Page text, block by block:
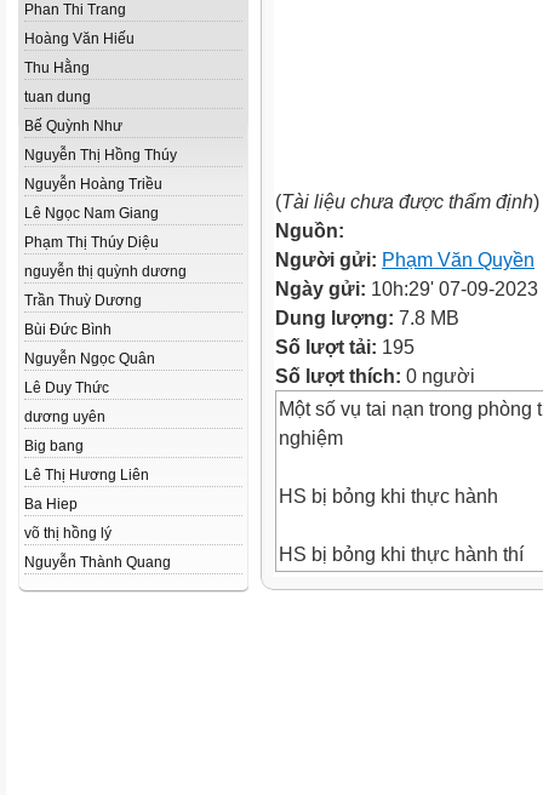
Phan Thi Trang
Hoàng Văn Hiếu
Thu Hằng
tuan dung
Bế Quỳnh Như
Nguyễn Thị Hồng Thúy
Nguyễn Hoàng Triều
Lê Ngọc Nam Giang
Phạm Thị Thúy Diệu
nguyễn thị quỳnh dương
Trần Thuỳ Dương
Bùi Đức Bình
Nguyễn Ngọc Quân
Lê Duy Thức
dương uyên
Big bang
Lê Thị Hương Liên
Ba Hiep
võ thị hồng lý
Nguyễn Thành Quang
(Tài liệu chưa được thẩm định)
Nguồn:
Người gửi: Phạm Văn Quyền
Ngày gửi: 10h:29' 07-09-2023
Dung lượng: 7.8 MB
Số lượt tải: 195
Số lượt thích: 0 người
Một số vụ tai nạn trong phòng
nghiệm
HS bị bỏng khi thực hành
HS bị bỏng khi thực hành thí